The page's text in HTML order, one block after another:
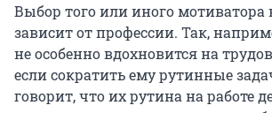
Выбор того или иного мотиватора
зависит от профессии. Так,
не особенно вдохновится на
если сократить ему рутинные
говорит, что их рутина на работе